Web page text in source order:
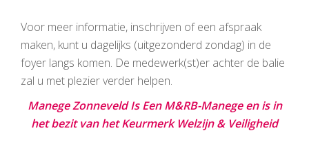
Voor meer informatie, inschrijven of een afspraak
maken, kunt u dagelijks (uitgezonderd zondag) in de
foyer langs komen. De medewerk(st)er achter de balie
zal u met plezier verder helpen.
Manege Zonneveld Is Een M&RB-Manege en is in
het bezit van het Keurmerk Welzijn & Veiligheid